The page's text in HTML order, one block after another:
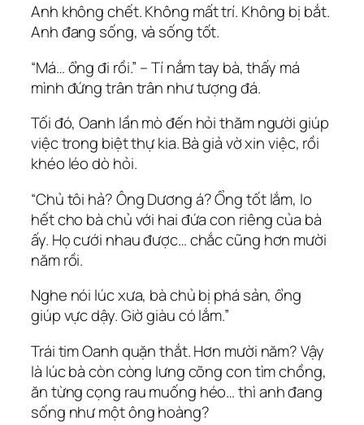
Anh không chết. Không mất trí. Không bị bắt.
Anh đang sống, và sống tốt.
“Má… ổng đi rồi.” – Tí nắm tay bà, thấy má
mình đứng trân trân như tượng đá.
Tối đó, Oanh lần mò đến hỏi thăm người giúp
việc trong biệt thự kia. Bà giả vờ xin việc, rồi
khéo léo dò hỏi.
“Chủ tôi hả? Ông Dương á? Ổng tốt lắm, lo
hết cho bà chủ với hai đứa con riêng của bà
ấy. Họ cưới nhau được… chắc cũng hơn mười
năm rồi.
Nghe nói lúc xưa, bà chủ bị phá sản, ổng
giúp vực dậy. Giờ giàu có lắm.”
Trái tim Oanh quặn thắt. Hơn mười năm? Vậy
là lúc bà còn còng lưng cõng con tìm chồng,
ăn từng cọng rau muống héo… thì anh đang
sống như một ông hoàng?